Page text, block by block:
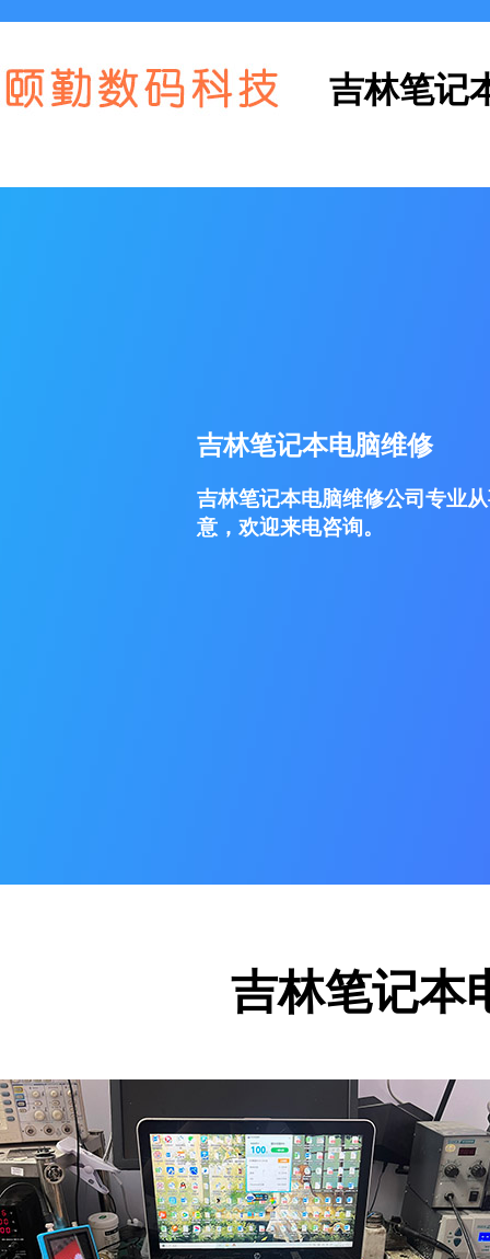
吉林笔记
吉林笔记本电脑维修
吉林笔记本电脑维修公司专业
意，欢迎来电咨询。
吉林笔记本